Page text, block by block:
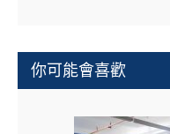
你可能會喜歡